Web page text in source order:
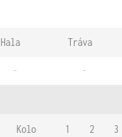
Hala Tráva
- -
Kolo 1 2 3